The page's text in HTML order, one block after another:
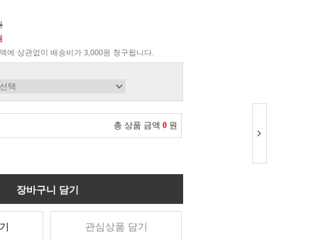
에 상관없이 배송비가 3,000원 청구됩니다.
총 상품 금액 0 원
장바구니 담기
관심상품 담기